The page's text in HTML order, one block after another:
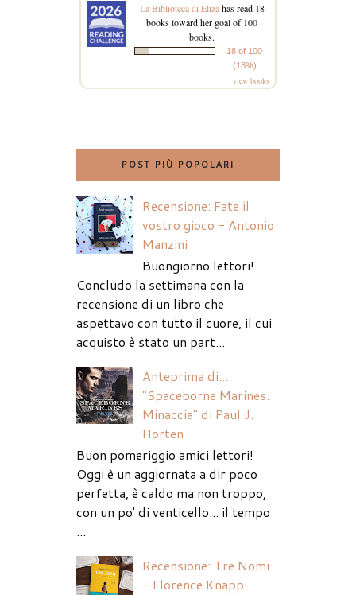
La Biblioteca di Elizahas read 18
books toward her goal of 100
books.
18 of 100
(18%)
view books
POST PIÙ POPOLARI
Recensione: Fate il
vostro gioco - Antonio
Manzini
Buongiorno lettori!
Concludo la settimana con la
recensione di un libro che
aspettavo con tutto il cuore, il cui
acquisto è stato un part...
Anteprima di...
"Spaceborne Marines.
Minaccia" di Paul J.
Horten
Buon pomeriggio amici lettori!
Oggi è un aggiornata a dir poco
perfetta, è caldo ma non troppo,
con un po' di venticello... il tempo
...
Recensione: Tre Nomi
- Florence Knapp